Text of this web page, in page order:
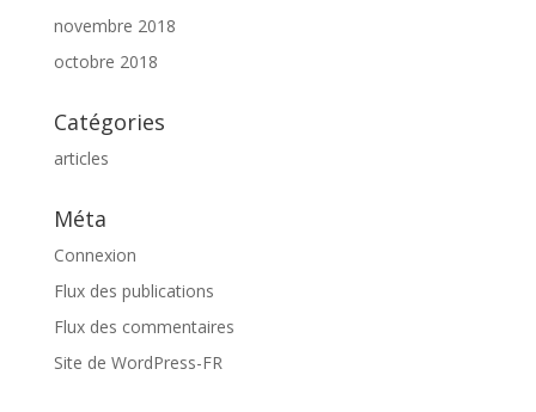
novembre 2018
octobre 2018
Catégories
articles
Méta
Connexion
Flux des publications
Flux des commentaires
Site de WordPress-FR